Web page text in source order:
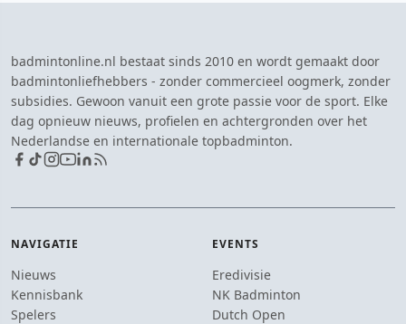
badmintonline.nl bestaat sinds 2010 en wordt gemaakt door
badmintonliefhebbers - zonder commercieel oogmerk, zonder
subsidies. Gewoon vanuit een grote passie voor de sport. Elke
dag opnieuw nieuws, profielen en achtergronden over het
Nederlandse en internationale topbadminton.
NAVIGATIE
Nieuws
Kennisbank
Spelers
EVENTS
Eredivisie
NK Badminton
Dutch Open